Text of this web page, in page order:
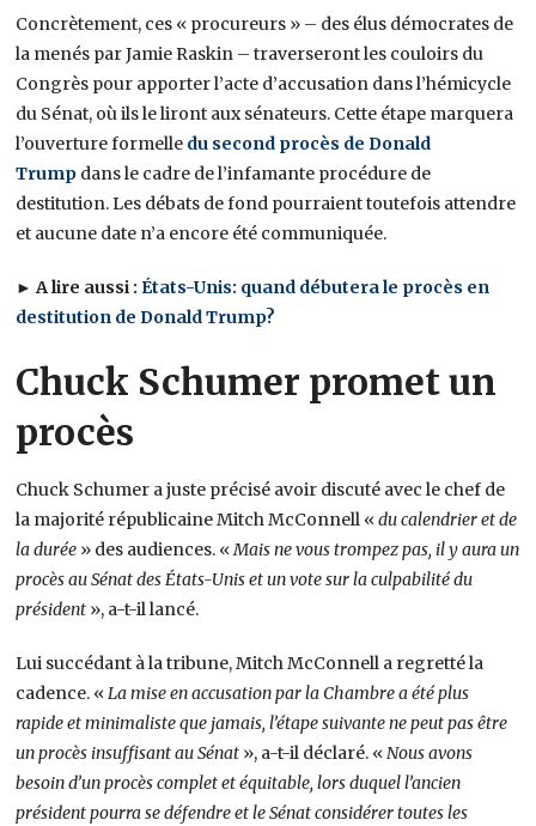
Concrètement, ces « procureurs » – des élus démocrates de
la menés par Jamie Raskin – traverseront les couloirs du
Congrès pour apporter l’acte d’accusation dans l’hémicycle
du Sénat, où ils le liront aux sénateurs. Cette étape marquera
l’ouverture formelle du second procès de Donald
Trump dans le cadre de l’infamante procédure de
destitution. Les débats de fond pourraient toutefois attendre
et aucune date n’a encore été communiquée.
► A lire aussi :États-Unis: quand débutera le procès en
destitution de Donald Trump?
Chuck Schumer promet un
procès
Chuck Schumer a juste précisé avoir discuté avec le chef de
la majorité républicaine Mitch McConnell «du calendrier et de
la durée » des audiences. « Mais ne vous trompez pas, il y aura un
procès au Sénat des États-Unis et un vote sur la culpabilité du
président », a-t-il lancé.
Lui succédant à la tribune, Mitch McConnell a regretté la
cadence. « La mise en accusation par la Chambre a été plus
rapide et minimaliste que jamais, l’étape suivante ne peut pas être
un procès insuffisant au Sénat », a-t-il déclaré. « Nous avons
besoin d’un procès complet et équitable, lors duquel l’ancien
président pourra se défendre et le Sénat considérer toutes les